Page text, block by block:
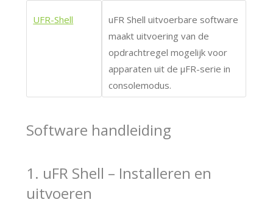
UFR-Shell
uFR Shell uitvoerbare software
maakt uitvoering van de
opdrachtregel mogelijk voor
apparaten uit de μFR-serie in
consolemodus.
Software handleiding
1. uFR Shell – Installeren en
uitvoeren